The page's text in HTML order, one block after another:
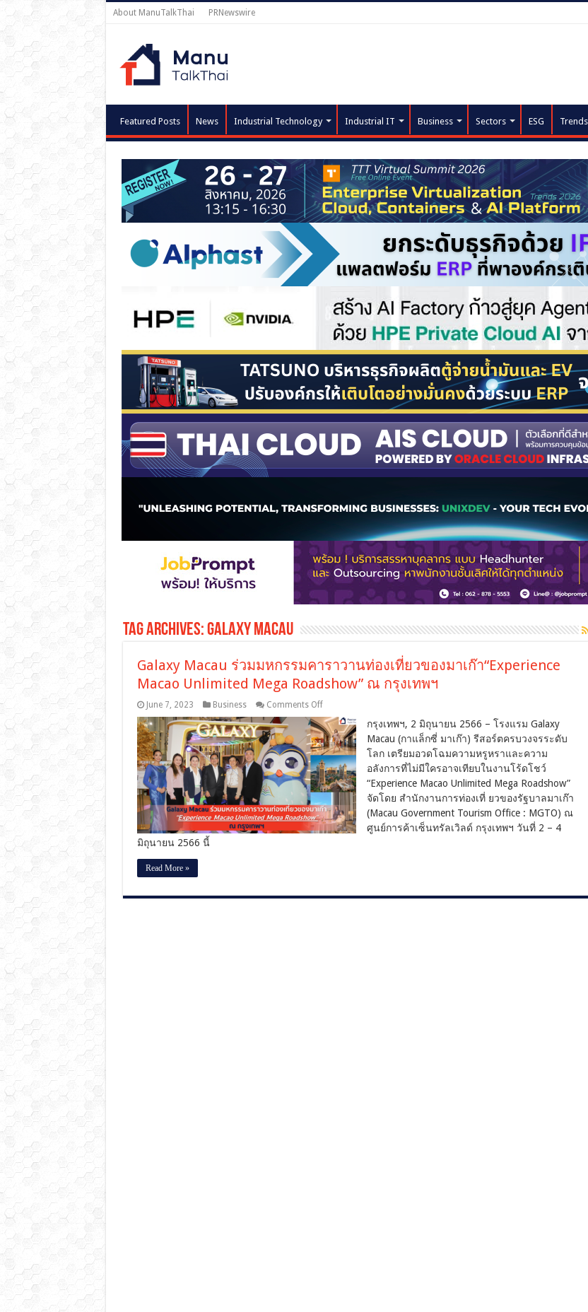
About ManuTalkThai PRNewswire
Featured Posts News Industrial Technology Industrial IT Business Sectors ESG
Tag Archives:Galaxy Macau
Galaxy Macau ร่วมมหกรรมคาราวานท่องเที่ยวของมาเก๊า“Experience
Macao Unlimited Mega Roadshow” ณ กรุงเทพฯ
June 7, 2023 Business Comments Offon
Macau
ร่วม
มหกรรม
คาราวาน
ท่อง
เที่ยว
ของ
มาเก๊า“Experience
Macao
กรุงเทพฯ, 2 มิถุนายน 2566 – โรงแรม Galaxy
Macau (กาแล็กซี่ มาเก๊า) รีสอร์ตครบวงจรระดับ
โลก เตรียมอวดโฉมความหรูหราและความ
อลังการที่ไม่มีใครอาจเทียบในงานโร้ดโชว์
“Experience Macao Unlimited Mega Roadshow”
จัดโดย สํานักงานการท่องเที่ ยวของรัฐบาลมาเก๊า
(Macau Government Tourism Office : MGTO) ณ
ศูนย์การค้าเซ็นทรัลเวิลด์ กรุงเทพฯ วันที่ 2 – 4
มิถุนายน 2566 นี้
Read More »